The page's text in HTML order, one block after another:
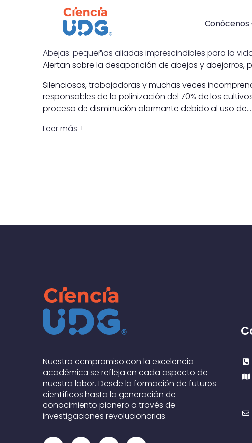
Conócenos
Abejas: pequeñas aliadas imprescindibles para la
Alertan sobre la desaparición de abejas y
Silenciosas, trabajadoras y muchas veces
responsables de la polinización del 70% de los
proceso de disminución alarmante debido al uso de…
Leer más +
Nuestro compromiso con la excelencia
académica se refleja en cada aspecto de
nuestra labor. Desde la formación de futuros
científicos hasta la generación de
conocimiento pionero a través de
investigaciones revolucionarias.